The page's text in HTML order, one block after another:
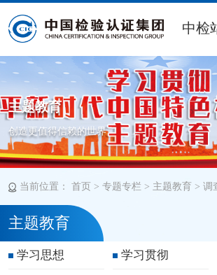
中检
主题教育
创造更值得信赖的世界
当前位置： 首页> 专题专栏 > 主题教育> 调
主题教育
学习思想 学习贯彻